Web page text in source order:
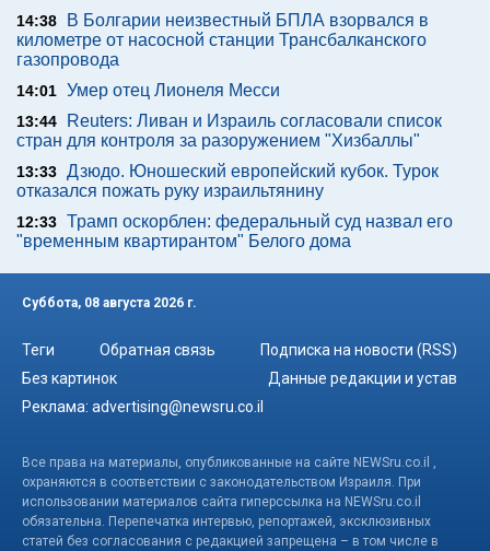
14:38
В Болгарии неизвестный БПЛА взорвался в
километре от насосной станции Трансбалканского
газопровода
14:01 Умер отец Лионеля Месси
13:44
Reuters: Ливан и Израиль согласовали список
стран для контроля за разоружением "Хизбаллы"
13:33 Дзюдо. Юношеский европейский кубок. Турок
отказался пожать руку израильтянину
12:33 Трамп оскорблен: федеральный суд назвал его
"временным квартирантом" Белого дома
Суббота, 08 августа 2026 г.
Теги Обратная связь
Подписка на новости (RSS)
Без картинок
Данные редакции и устав
Реклама: advertising@newsru.co.il
Все права на материалы, опубликованные на сайте NEWSru.co.il ,
охраняются в соответствии с законодательством Израиля. При
использовании материалов сайта гиперссылка на NEWSru.co.il
обязательна. Перепечатка интервью, репортажей, эксклюзивных
статей без согласования с редакцией запрещена – в том числе в